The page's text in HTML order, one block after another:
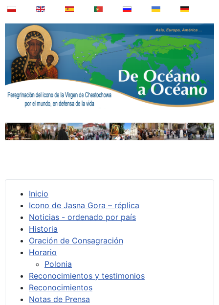
Inicio
Icono de Jasna Gora – réplica
Noticias - ordenado por país
Historia
Oración de Consagración
Horario
Polonia
Reconocimientos y testimonios
Reconocimientos
Notas de Prensa